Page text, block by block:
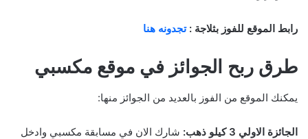
رابط الموقع للفوز بثلاجة : تجدونه هنا
طرق ربح الجوائز في موقع مكسبي
يمكنك الموقع من الفوز بالعديد من الجوائز منها:
الجائزة الاولي 3 كيلو ذهب:
شارك الان في مسابقة مكسبي وادخل